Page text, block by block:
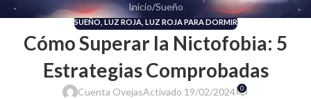
Inicio Sueño
SUEÑO LUZ ROJA, LUZ ROJA PARA DORMIR
Cómo Superar la Nictofobia: 5
Estrategias Comprobadas
Cuenta OvejasActivado 19/02/2024 0